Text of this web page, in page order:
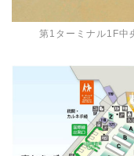
第1ターミナル1F中